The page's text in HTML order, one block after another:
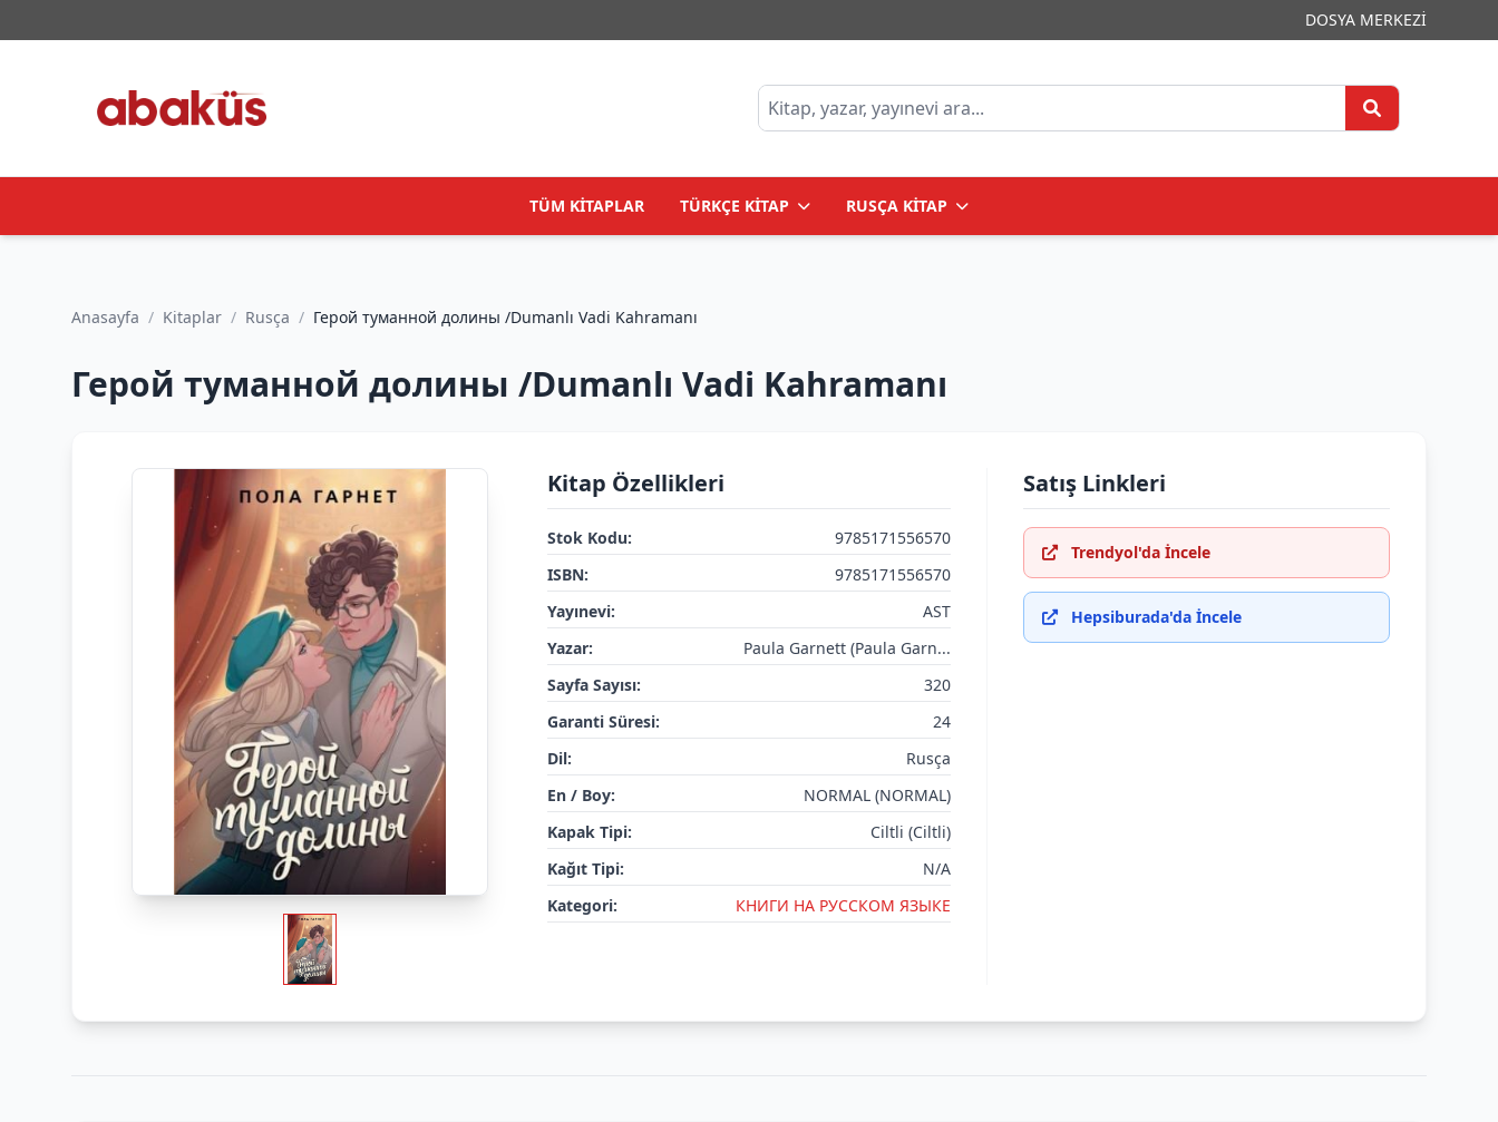
DOSYA MERKEZİ
TÜM KİTAPLAR TÜRKÇE KİTAP RUSÇA KİTAP
Anasayfa / Kitaplar / Rusça / Герой туманной долины /Dumanlı Vadi Kahramanı
Герой туманной долины /Dumanlı Vadi Kahramanı
Kitap Özellikleri
Stok Kodu:
9785171556570
ISBN:
9785171556570
Yayınevi:
AST
Yazar:
Paula Garnett (Paula Garn...
Sayfa Sayısı:
320
Garanti Süresi:
24
Dil:
Rusça
En / Boy:
NORMAL (NORMAL)
Kapak Tipi:
Ciltli (Ciltli)
Kağıt Tipi:
N/A
Kategori:
КНИГИ НА РУССКОМ ЯЗЫКЕ
Satış Linkleri
Trendyol'da İncele
Hepsiburada'da İncele